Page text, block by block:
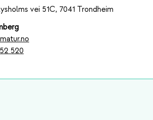
vei 51C, 7041 Trondheim
520